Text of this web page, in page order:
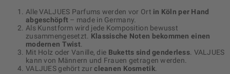
Alle VALJUES Parfums werden vor Ort in Köln per Hand
abgeschöpft – made in Germany.
Als Kunstform wird jede Komposition bewusst
zusammengesetzt. Klassische Noten bekommen einen
modernen Twist.
Mit Holz oder Vanille, die Buketts sind genderless . VALJUES
kann von Männern und Frauen getragen werden.
VALJUES gehört zurcleanen Kosmetik.